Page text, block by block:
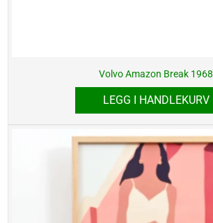
Volvo Amazon Break 1968
LEGG I HANDLEKURV